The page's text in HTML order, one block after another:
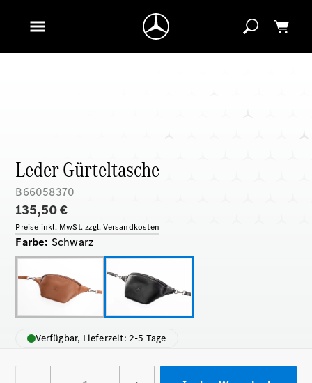
Leder Gürteltasche
B66058370
135,50 €
Preise inkl. MwSt. zzgl. Versandkosten
Farbe: Schwarz
Verfügbar, Lieferzeit: 2-5 Tage